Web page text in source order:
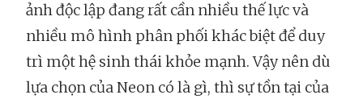
ảnh độc lập đang rất cần nhiều thế lực và
nhiều mô hình phân phối khác biệt để duy
trì một hệ sinh thái khỏe mạnh. Vậy nên dù
lựa chọn của Neon có là gì, thì sự tồn tại của